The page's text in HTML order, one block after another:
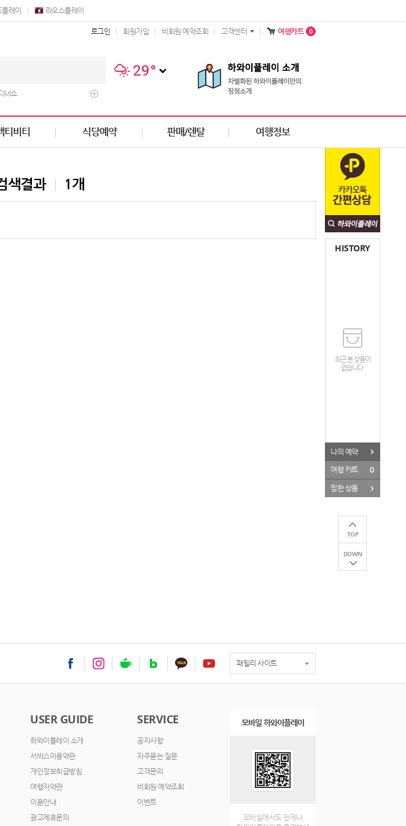
레이 라오스플레이
로그인 회원가입 비회원 예약조회 고객센터 여행카트 0
너쇼
29°
티비티 식당예약 판매/렌탈 여행정보
색결과 1개
패밀리 사이트
USER GUIDE
하와이플레이 소개
서비스이용약관
개인정보취급방침
여행자약관
이용안내
광고제휴문의
SERVICE
공지사항
자주묻는 질문
고객문의
비회원 예약조회
이벤트
모바일 하와이플레이
모바일에서도 언제나
HISTORY
최근 본 상품이
없습니다.
나의 예약
여행 카트 0
찜한 상품
TOP
DOWN